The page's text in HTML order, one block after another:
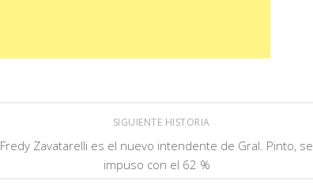
SIGUIENTE HISTORIA
Fredy Zavatarelli es el nuevo intendente de Gral. Pinto, se
impuso con el 62 %